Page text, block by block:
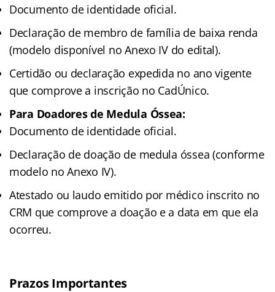
Documento de identidade oficial.
Declaração de membro de família de baixa renda
(modelo disponível no Anexo IV do edital).
Certidão ou declaração expedida no ano vigente
que comprove a inscrição no CadÚnico.
Para Doadores de Medula Óssea:
Documento de identidade oficial.
Declaração de doação de medula óssea (conforme
modelo no Anexo IV).
Atestado ou laudo emitido por médico inscrito no
CRM que comprove a doação e a data em que ela
ocorreu.
Prazos Importantes